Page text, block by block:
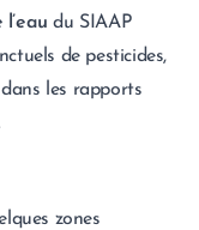
du SIAAP
de pesticides,
les rapports
zones